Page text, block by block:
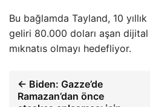
Bu bağlamda Tayland, 10
geliri 80.000 doları aşan
mıknatıs olmayı hedefliyor.
← Biden: Gazze’de
Ramazan’dan önce